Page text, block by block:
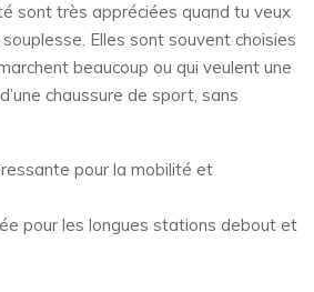
sont très appréciées quand tu veux
Elles sont souvent choisies
beaucoup ou qui veulent une
chaussure de sport, sans
pour la mobilité et
pour les longues stations debout et